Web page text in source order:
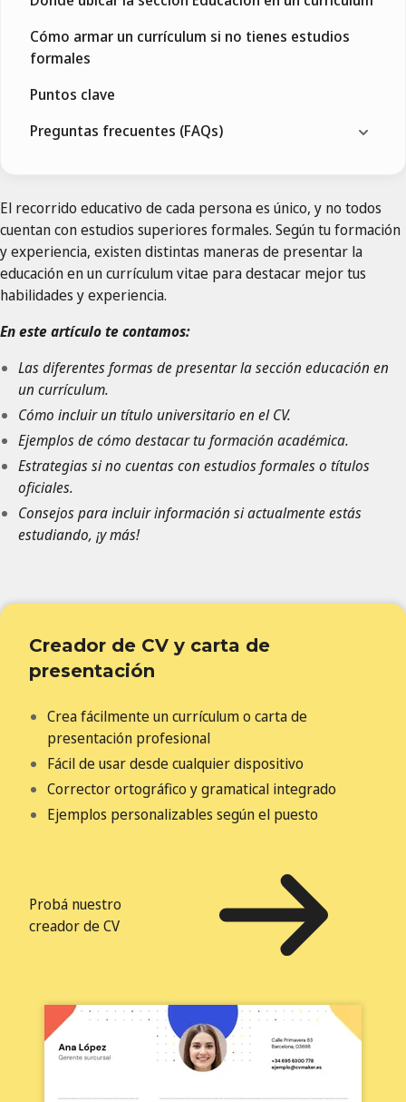
El recorrido educativo de cada persona es único, y no todos
cuentan con estudios superiores formales. Según tu formación
y experiencia, existen distintas maneras de presentar la
educación en un currículum vitae para destacar mejor tus
habilidades y experiencia.
En este artículo te contamos:
Las diferentes formas de presentar la sección educación en
un currículum.
Cómo incluir un título universitario en el CV.
Ejemplos de cómo destacar tu formación académica.
Estrategias si no cuentas con estudios formales o títulos
oficiales.
Consejos para incluir información si actualmente estás
estudiando, ¡y más!
Creador de CV y carta de
presentación
Crea fácilmente un currículum o carta de
presentación profesional
Fácil de usar desde cualquier dispositivo
Corrector ortográfico y gramatical integrado
Ejemplos personalizables según el puesto
Probá nuestro
creador de CV
Cómo armar un currículum si no tienes estudios
formales
Puntos clave
Preguntas frecuentes (FAQs)